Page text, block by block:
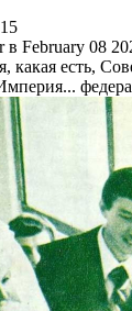
February 08
какая есть,